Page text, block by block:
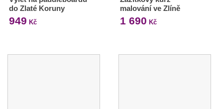
do Zlaté Koruny
949 Kč
malování ve Zlíně
1 690 Kč